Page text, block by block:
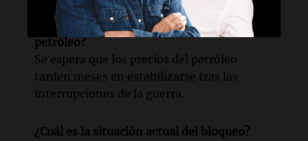
¿Qué podría suceder con los precios del
petróleo?
Se espera que los precios del petróleo
tarden meses en estabilizarse tras las
interrupciones de la guerra.
¿Cuál es la situación actual del bloqueo?